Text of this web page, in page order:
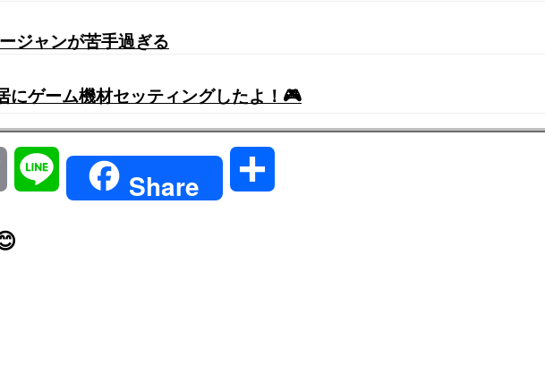
ジャンが苦手過ぎる
にゲーム機材セッティングしたよ！🎮
Copy Share